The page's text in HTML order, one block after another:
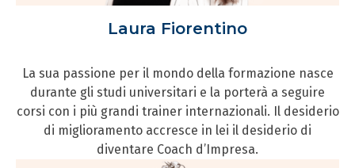
Laura Fiorentino
La sua passione per il mondo della formazione nasce
durante gli studi universitari e la porterà a seguire
corsi con i più grandi trainer internazionali. Il desiderio
di miglioramento accresce in lei il desiderio di
diventare Coach d’Impresa.